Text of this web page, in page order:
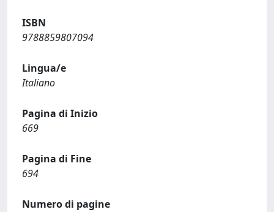
ISBN
9788859807094
Lingua/e
Italiano
Pagina di Inizio
669
Pagina di Fine
694
Numero di pagine